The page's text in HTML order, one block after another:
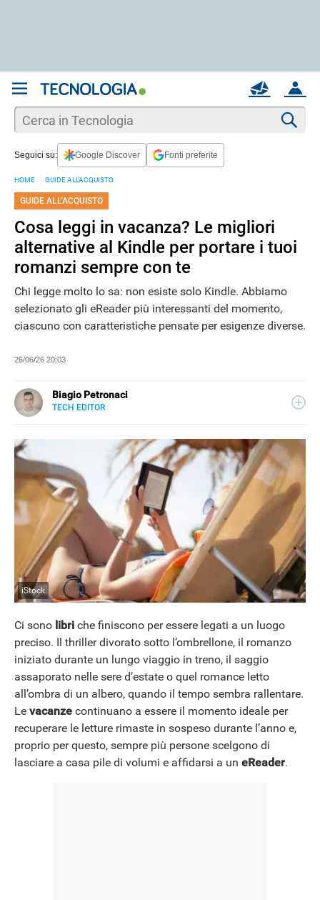
ACCOUNT
MAIL
NEWS
Seguici su: Google Discover Fonti preferite
HOME GUIDE ALL’ACQUISTO
GUIDE ALL’ACQUISTO
Cosa leggi in vacanza? Le migliori
alternative al Kindle per portare i tuoi
romanzi sempre con te
Chi legge molto lo sa: non esiste solo Kindle. Abbiamo
selezionato gli eReader più interessanti del momento,
ciascuno con caratteristiche pensate per esigenze diverse.
26/06/26 20:03
Biagio Petronaci
TECH EDITOR
iStock
Ci sono libri che finiscono per essere legati a un luogo
preciso. Il thriller divorato sotto l’ombrellone, il romanzo
iniziato durante un lungo viaggio in treno, il saggio
assaporato nelle sere d’estate o quel romance letto
all’ombra di un albero, quando il tempo sembra rallentare.
Le vacanze continuano a essere il momento ideale per
recuperare le letture rimaste in sospeso durante l’anno e,
proprio per questo, sempre più persone scelgono di
lasciare a casa pile di volumi e affidarsi a un eReader.